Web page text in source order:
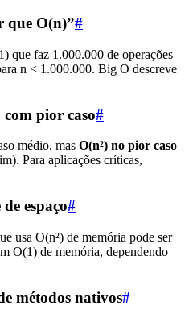
que O(n)”#
que faz 1.000.000 de operações
n < 1.000.000. Big O descreve
pior caso#
médio, mas O(n²) no pior caso
Para aplicações críticas,
espaço#
usa O(n²) de memória pode ser
O(1) de memória, dependendo
métodos nativos#